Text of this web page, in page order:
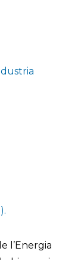
l’Energia